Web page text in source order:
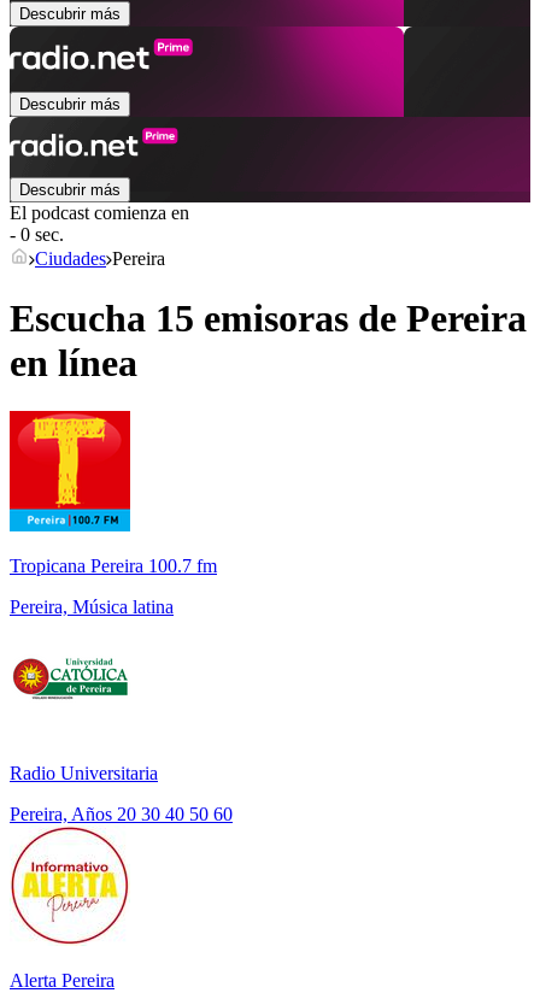
Descubrir más
Descubrir más
Descubrir más
El podcast comienza en
- 0 sec.
Ciudades Pereira
Escucha 15 emisoras de Pereira
en línea
Tropicana Pereira 100.7 fm
Pereira, Música latina
Radio Universitaria
Pereira, Años 20 30 40 50 60
Alerta Pereira